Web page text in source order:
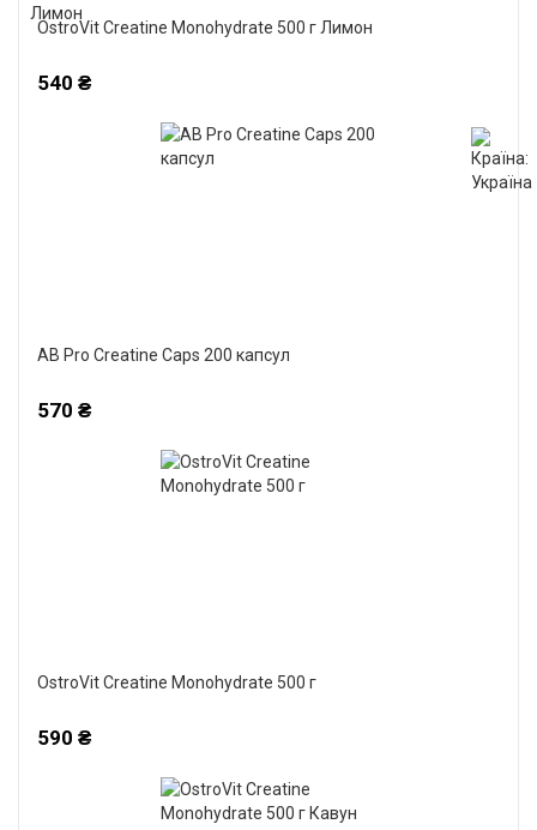
OstroVit Creatine Monohydrate 500 г Лимон
540 ₴
AB Pro Creatine Caps 200 капсул
570 ₴
OstroVit Creatine Monohydrate 500 г
590 ₴